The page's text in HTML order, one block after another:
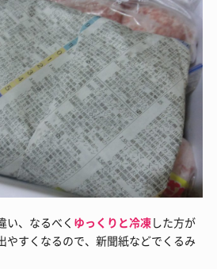
い、なるべく ゆっくりと冷凍した方が
やすくなるので、新聞紙などでくるみ